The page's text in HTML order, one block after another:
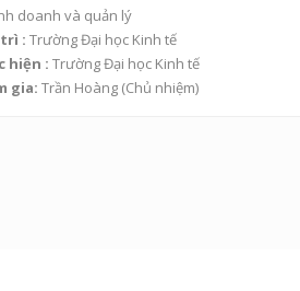
doanh và quản lý
: Trường Đại học Kinh tế
hiện : Trường Đại học Kinh tế
gia: Trần Hoàng (Chủ nhiệm)